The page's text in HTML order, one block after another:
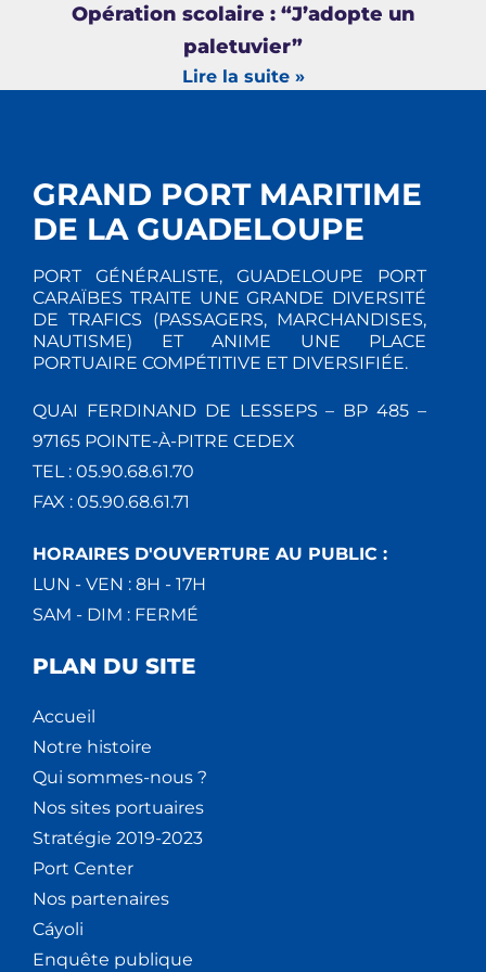
Opération scolaire : “J’adopte un
paletuvier”
Lire la suite »
GRAND PORT MARITIME
DE LA GUADELOUPE
PORT GÉNÉRALISTE, GUADELOUPE PORT
CARAÏBES TRAITE UNE GRANDE DIVERSITÉ
DE TRAFICS (PASSAGERS, MARCHANDISES,
NAUTISME) ET ANIME UNE PLACE
PORTUAIRE COMPÉTITIVE ET DIVERSIFIÉE.
QUAI FERDINAND DE LESSEPS – BP 485 –
97165 POINTE-À-PITRE CEDEX
TEL : 05.90.68.61.70
FAX : 05.90.68.61.71
HORAIRES D'OUVERTURE AU PUBLIC :
LUN - VEN : 8H - 17H
SAM - DIM : FERMÉ
PLAN DU SITE
Accueil
Notre histoire
Qui sommes-nous ?
Nos sites portuaires
Stratégie 2019-2023
Port Center
Nos partenaires
Cáyoli
Enquête publique